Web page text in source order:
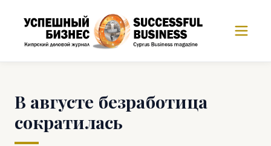
В августе безработица
сократилась